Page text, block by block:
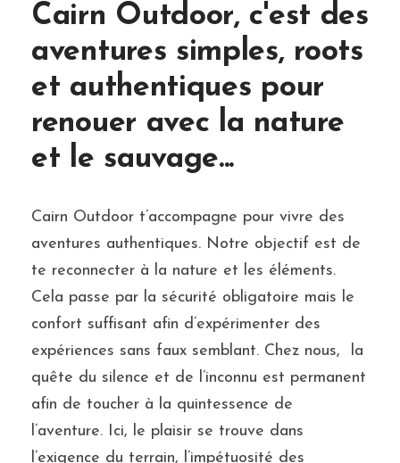
Cairn Outdoor, c'est des
aventures simples, roots
et authentiques pour
renouer avec la nature
et le sauvage...
Cairn Outdoor t’accompagne pour vivre des
aventures authentiques. Notre objectif est de
te reconnecter à la nature et les éléments.
Cela passe par la sécurité obligatoire mais le
confort suffisant afin d’expérimenter des
expériences sans faux semblant. Chez nous, la
quête du silence et de l’inconnu est permanent
afin de toucher à la quintessence de
l’aventure. Ici, le plaisir se trouve dans
l’exigence du terrain, l’impétuosité des